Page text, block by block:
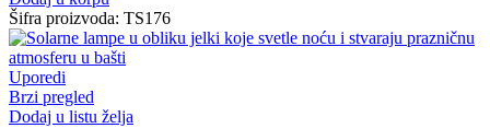
Šifra proizvoda: TS176
Uporedi
Brzi pregled
Dodaj u listu želja